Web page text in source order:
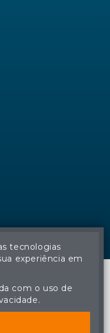
direitos reservados
do conteúdo deste site
em lei.
tecnologias
experiência em
com o uso de